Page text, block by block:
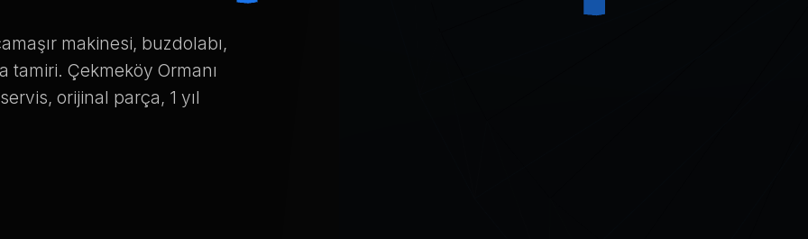
makinesi, buzdolabı,
tamiri. Çekmeköy Ormanı
orijinal parça, 1 yıl
Servis Çağır
Verileriniz KVKK kapsamında korunmaktadır.